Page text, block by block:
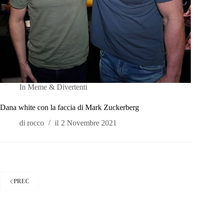
In Meme & Divertenti
Dana white con la faccia di Mark Zuckerberg
di rocco il 2 Novembre 2021
PREC